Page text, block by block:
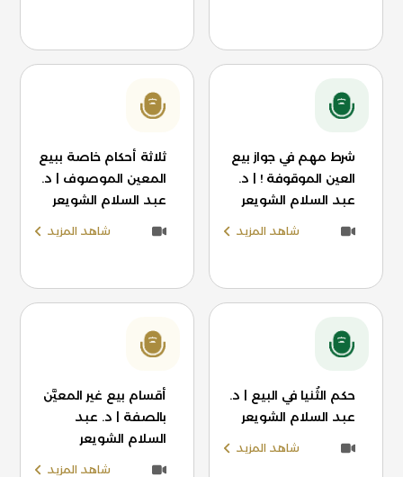
شرط مهم في جواز بيع
العين الموقوفة ! | د.
عبد السلام الشويعر
شاهد المزيد
ثلاثة أحكام خاصة ببيع
المعين الموصوف | د.
عبد السلام الشويعر
شاهد المزيد
حكم الثُنيا في البيع | د.
عبد السلام الشويعر
شاهد المزيد
أقسام بيع غير المعيَّن
بالصفة | د. عبد
السلام الشويعر
شاهد المزيد